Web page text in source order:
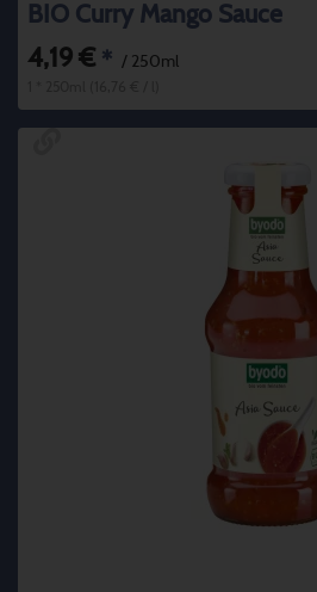
BIO Curry Mango Sauce
4,19 € * / 250ml